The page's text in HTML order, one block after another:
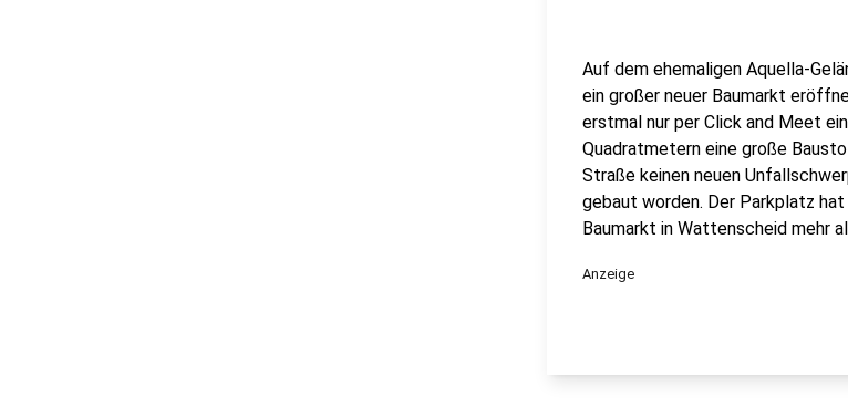
Auf dem ehemaligen Aquella-
ein großer neuer Baumarkt
erstmal nur per Click and Meet
Quadratmetern eine große
Straße keinen neuen
gebaut worden. Der Parkplatz
Baumarkt in Wattenscheid mehr
Anzeige